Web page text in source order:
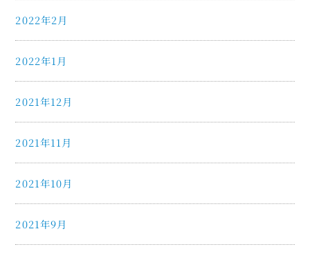
2022年2月
2022年1月
2021年12月
2021年11月
2021年10月
2021年9月